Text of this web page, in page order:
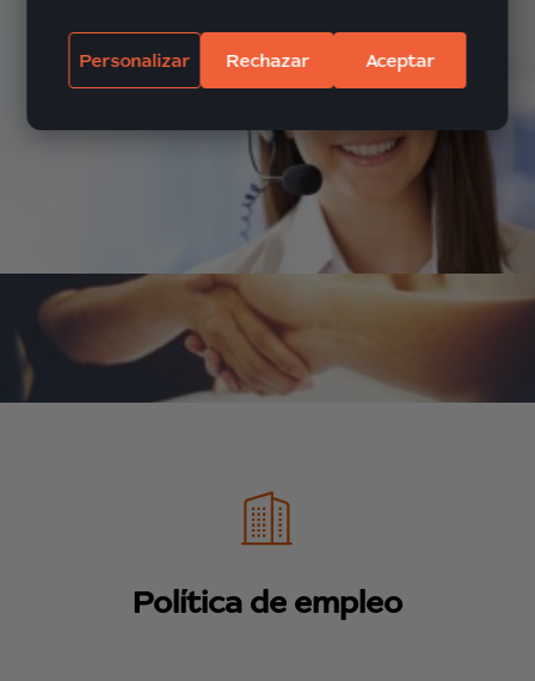
Política de empleo
Personalizar Rechazar Aceptar